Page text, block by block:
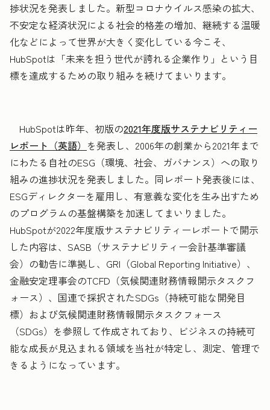
捗状況を発表しました。新型コロナウイルス感染の拡大、
不安定な経済状況による社会的格差の増加、継続する温暖
化などによって世界が大きく変化している今こそ、
HubSpotは「未来を担う世代が誇れる企業作り」という目
標を達成するための取り組みを続けてまいります。
HubSpotは昨年、初版の2021年度版サステナビリティー
レポート（英語） を発表し、2006年の創業から2021年まで
にわたる自社のESG（環境、社会、ガバナンス）への取り
組みの進捗状況を発表しました。同レポート発表後には、
ESGディレクターを雇用し、有意義な変化を生み出すため
のプログラムの基盤構築を加速してまいりました。
HubSpotが2022年度版サステナビリティーレポートで開示
した内容は、SASB（サステナビリティー会計基準審議
会）の勧告に準拠し、GRI（Global Reporting Initiative）、
金融安定理事会のTCFD（気候関連財務情報開示タスクフ
ォース）、国連で採択されたSDGs（持続可能な開発目
標）および気候関連財務情報開示タスクフォース
（SDGs）を参照して作成されており、ビジネスの持続可
能な成長が見込まれる領域を当社が特定し、測定、管理で
きるようになっています。